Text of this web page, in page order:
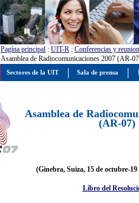
Pagína principal : UIT-R : Conferencias y
Asamblea de Radiocomunicaciones 2007 (AR-
Asamblea de
(AR-07)
(Ginebra, Suiza, 15 de octubre-19
Libro del
Sectores de la UIT Sala de prensa